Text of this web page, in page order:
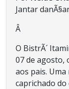
Jantar
Â
O BistrÃ´
07 de agosto,
aos pais.
caprichado do